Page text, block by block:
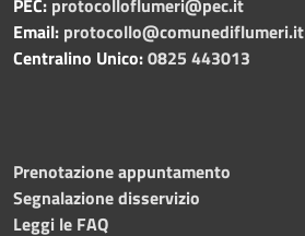
Email: protocollo@comunediflumeri.it
Centralino Unico:0825 443013
Prenotazione appuntamento
Segnalazione disservizio
Leggi le FAQ